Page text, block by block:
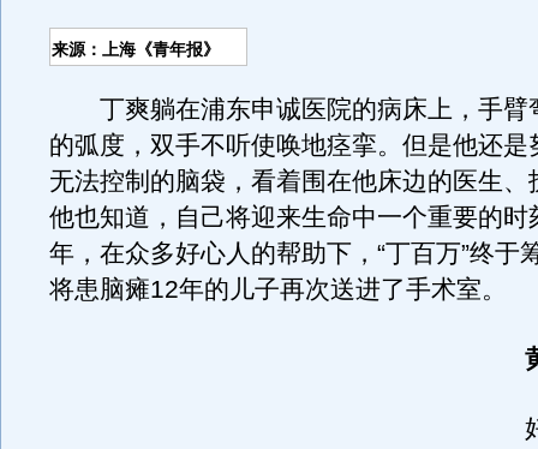
来源：上海《青年报》
丁爽躺在浦东申诚医院的病床上，手臂
的弧度，双手不听使唤地痉挛。但是他还是
无法控制的脑袋，看着围在他床边的医生、
他也知道，自己将迎来生命中一个重要的时
年，在众多好心人的帮助下，“丁百万”终于
将患脑瘫12年的儿子再次送进了手术室。
好